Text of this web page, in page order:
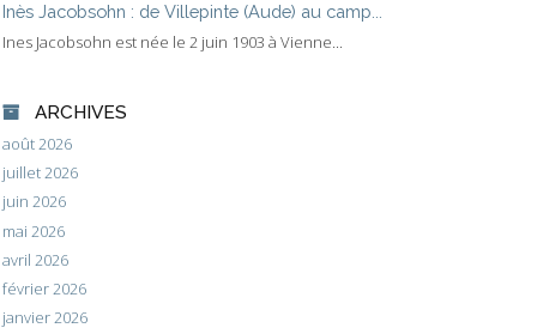
Inès Jacobsohn : de Villepinte (Aude) au camp...
Ines Jacobsohn est née le 2 juin 1903 à Vienne...
ARCHIVES
août 2026
juillet 2026
juin 2026
mai 2026
avril 2026
février 2026
janvier 2026